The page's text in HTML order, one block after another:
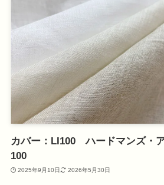
カバー：LI100 ハードマンズ・
100
2025年9月10日 2026年5月30日